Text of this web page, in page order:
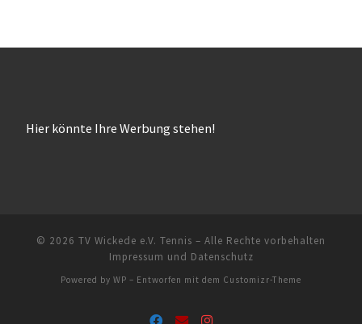
Hier könnte Ihre Werbung stehen!
© 2026 TV Wickede e.V. Tennis – Alle Rechte vorbehalten
Impressum und Datenschutz
Powered by WP – Entworfen mit dem Customizr-Theme